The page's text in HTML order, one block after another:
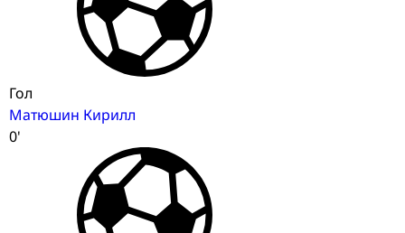
Гол
Матюшин Кирилл
0'